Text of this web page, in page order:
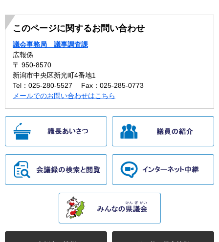
このページに関するお問い合わせ
議会事務局 議事調査課
広報係
〒 950-8570
新潟市中央区新光町4番地1
Tel：025-280-5527
Fax：025-285-0773
メールでのお問い合わせはこちら